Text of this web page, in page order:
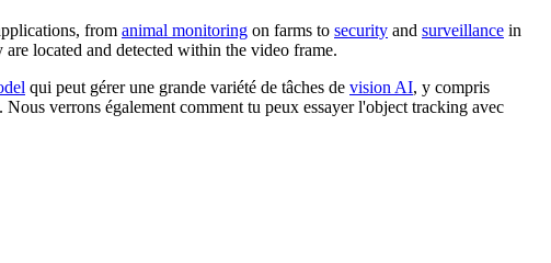
from animal monitoring on farms to security and surveillance in
located and detected within the video frame.
qui peut gérer une grande variété de tâches de vision AI, y compris
verrons également comment tu peux essayer l'object tracking avec